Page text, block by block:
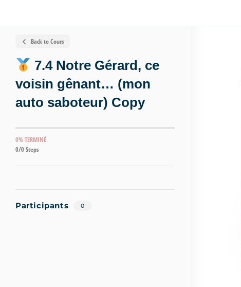
Back to Cours
7.4 Notre Gérard, ce
voisin gênant… (mon
auto saboteur) Copy
0% TERMINÉ
0/0 Steps
Participants 0